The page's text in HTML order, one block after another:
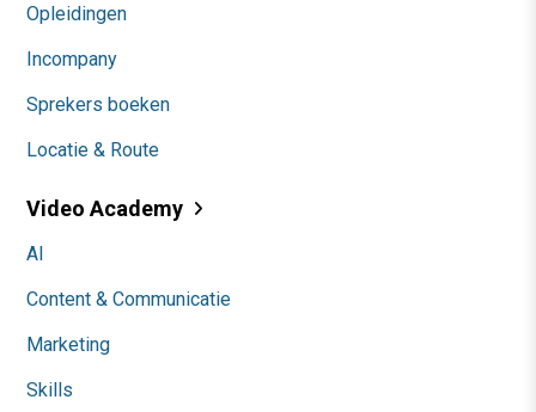
Opleidingen
Incompany
Sprekers boeken
Locatie & Route
Video Academy
AI
Content & Communicatie
Marketing
Skills